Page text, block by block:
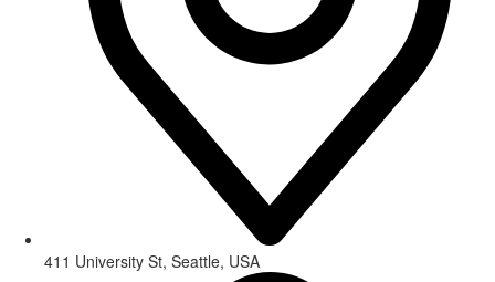
411 University St, Seattle, USA